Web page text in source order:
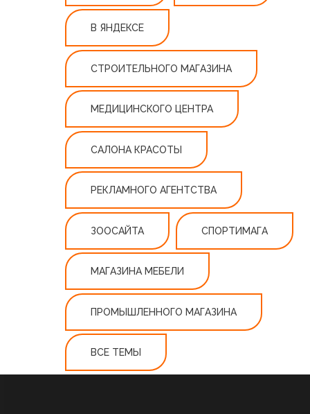
В ЯНДЕКСЕ
СТРОИТЕЛЬНОГО МАГАЗИНА
МЕДИЦИНСКОГО ЦЕНТРА
САЛОНА КРАСОТЫ
РЕКЛАМНОГО АГЕНТСТВА
ЗООСАЙТА СПОРТИМАГА
МАГАЗИНА МЕБЕЛИ
ПРОМЫШЛЕННОГО МАГАЗИНА
ВСЕ ТЕМЫ